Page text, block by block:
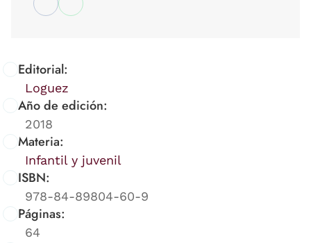
Editorial:
Loguez
Año de edición:
2018
Materia:
Infantil y juvenil
ISBN:
978-84-89804-60-9
Páginas:
64